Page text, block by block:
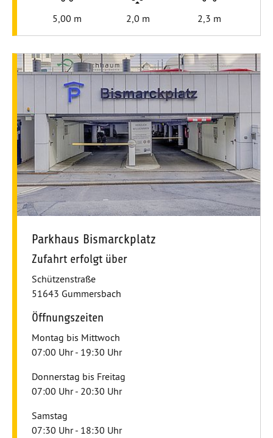
Längenbeschränkung
5,00 m
Höhenbeschränkung
2,0 m
Stellplatzbreite
2,3 m
Parkhaus Bismarckplatz
Zufahrt erfolgt über
Schützenstraße
51643 Gummersbach
Öffnungszeiten
Montag bis Mittwoch
07:00 Uhr - 19:30 Uhr
Donnerstag bis Freitag
07:00 Uhr - 20:30 Uhr
Samstag
07:30 Uhr - 18:30 Uhr